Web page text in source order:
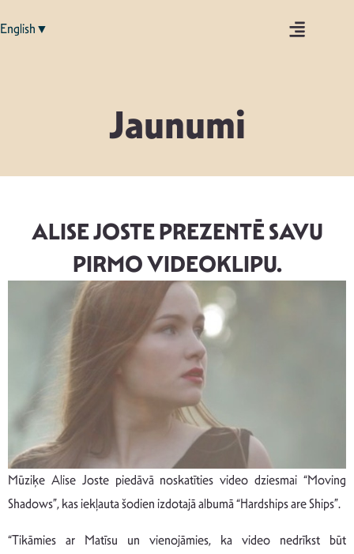
English▼
Jaunumi
ALISE JOSTE PREZENTĒ SAVU
PIRMO VIDEOKLIPU.
Mūziķe Alise Joste piedāvā noskatīties video dziesmai “Moving
Shadows”, kas iekļauta šodien izdotajā albumā “Hardships are Ships”.
“Tikāmies ar Matīsu un vienojāmies, ka video nedrīkst būt